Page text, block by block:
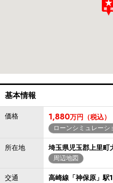
基本情報
価格 1,880万円（税込）
ローンシミュレーシ
所在地 埼玉県児玉郡上里町
周辺地図
交通 高崎線「神保原」駅